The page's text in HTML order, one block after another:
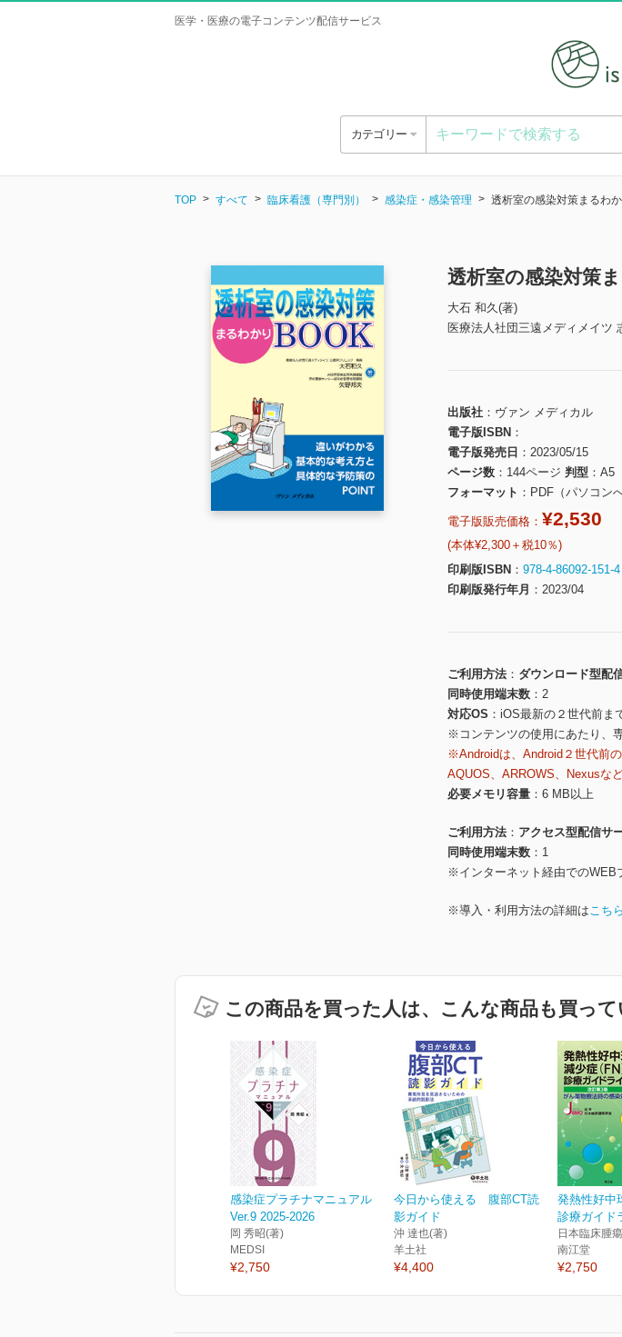
医学・医療の電子コンテンツ配信サービス
カテゴリー
TOP すべて 臨床看護（専門別） 感染症・感染管理 透析室の感染対策まるわ
透析室の感染対策
大石 和久(著)
医療法人社団三遠メディメイツ
出版社
ヴァン メディカル
電子版ISBN
電子版発売日
2023/05/15
ページ数
144ページ 判型
A5
フォーマット
PDF（パソコン
電子版販売価格： ¥2,530
(本体¥2,300＋税10％)
印刷版ISBN
978-4-86092-151-4
印刷版発行年月
2023/04
ご利用方法
ダウンロード型配
同時使用端末数
2
対応OS
iOS最新の２世代前ま
※コンテンツの使用にあたり、
※Androidは、Android２世代前
AQUOS、ARROWS、Nexusな
必要メモリ容量
6 MB以上
ご利用方法
アクセス型配信サ
同時使用端末数
1
※インターネット経由でのWEB
※導入・利用方法の詳細はこちら
この商品を買った人は、こんな商品も買って
感染症プラチナマニュアル
Ver.9 2025-2026
岡 秀昭(著)
MEDSI
¥2,750
今日から使える 腹部CT読
影ガイド
沖 達也(著)
羊土社
¥4,400
発熱性好中
診療ガイド
日本臨床腫
南江堂
¥2,750